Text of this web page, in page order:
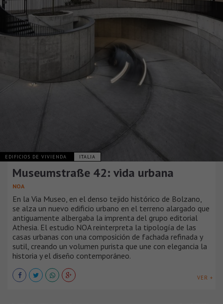
EDIFICIOS DE VIVIENDA ITALIA
Museumstraße 42: vida urbana
NOA
En la Via Museo, en el denso tejido histórico de Bolzano,
se alza un nuevo edificio urbano en el terreno alargado que
antiguamente albergaba la imprenta del grupo editorial
Athesia. El estudio NOA reinterpreta la tipología de las
casas urbanas con una composición de fachada refinada y
sutil, creando un volumen purista que une con elegancia la
historia y el diseño contemporáneo.
VER +